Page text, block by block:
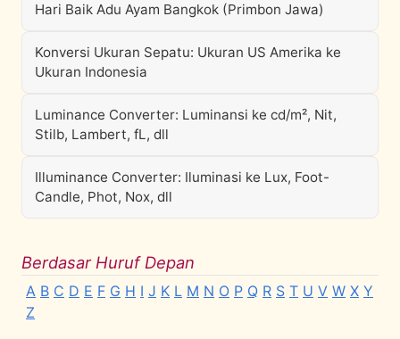
Hari Baik Adu Ayam Bangkok (Primbon Jawa)
Konversi Ukuran Sepatu: Ukuran US Amerika ke
Ukuran Indonesia
Luminance Converter: Luminansi ke cd/m², Nit,
Stilb, Lambert, fL, dll
Illuminance Converter: Iluminasi ke Lux, Foot-
Candle, Phot, Nox, dll
Berdasar Huruf Depan
A B C D E F G H I J K L M N O P Q R S T U V W X Y
Z